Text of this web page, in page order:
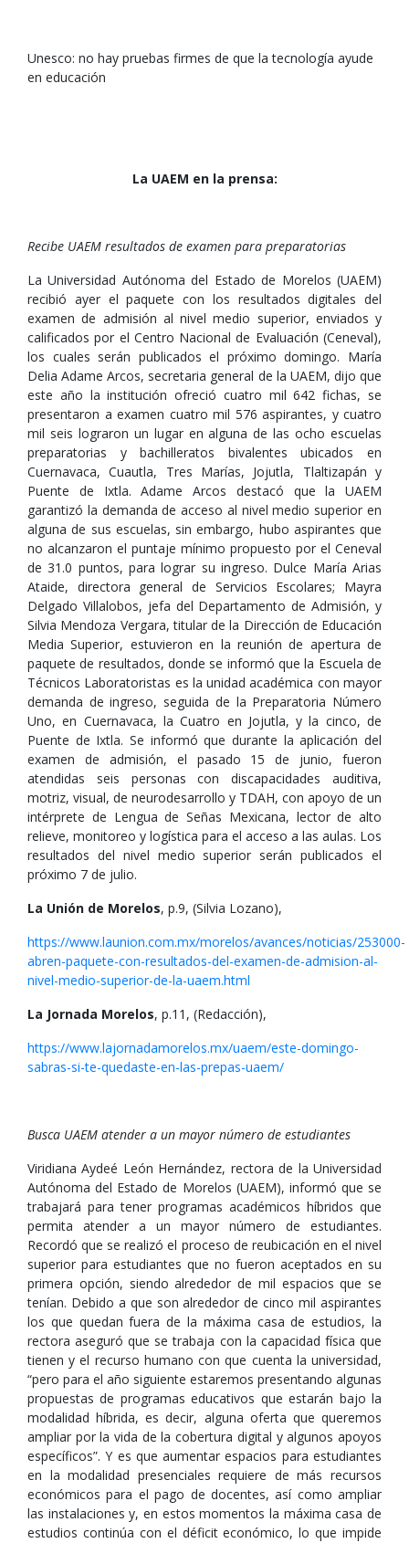
Unesco: no hay pruebas firmes de que la tecnología ayude
en educación
La UAEM en la prensa:
Recibe UAEM resultados de examen para preparatorias
La Universidad Autónoma del Estado de Morelos (UAEM)
recibió ayer el paquete con los resultados digitales del
examen de admisión al nivel medio superior, enviados y
calificados por el Centro Nacional de Evaluación (Ceneval),
los cuales serán publicados el próximo domingo. María
Delia Adame Arcos, secretaria general de la UAEM, dijo que
este año la institución ofreció cuatro mil 642 fichas, se
presentaron a examen cuatro mil 576 aspirantes, y cuatro
mil seis lograron un lugar en alguna de las ocho escuelas
preparatorias y bachilleratos bivalentes ubicados en
Cuernavaca, Cuautla, Tres Marías, Jojutla, Tlaltizapán y
Puente de Ixtla. Adame Arcos destacó que la UAEM
garantizó la demanda de acceso al nivel medio superior en
alguna de sus escuelas, sin embargo, hubo aspirantes que
no alcanzaron el puntaje mínimo propuesto por el Ceneval
de 31.0 puntos, para lograr su ingreso. Dulce María Arias
Ataide, directora general de Servicios Escolares; Mayra
Delgado Villalobos, jefa del Departamento de Admisión, y
Silvia Mendoza Vergara, titular de la Dirección de Educación
Media Superior, estuvieron en la reunión de apertura de
paquete de resultados, donde se informó que la Escuela de
Técnicos Laboratoristas es la unidad académica con mayor
demanda de ingreso, seguida de la Preparatoria Número
Uno, en Cuernavaca, la Cuatro en Jojutla, y la cinco, de
Puente de Ixtla. Se informó que durante la aplicación del
examen de admisión, el pasado 15 de junio, fueron
atendidas seis personas con discapacidades auditiva,
motriz, visual, de neurodesarrollo y TDAH, con apoyo de un
intérprete de Lengua de Señas Mexicana, lector de alto
relieve, monitoreo y logística para el acceso a las aulas. Los
resultados del nivel medio superior serán publicados el
próximo 7 de julio.
La Unión de Morelos, p.9, (Silvia Lozano),
https://www.launion.com.mx/morelos/avances/noticias/253000-
abren-paquete-con-resultados-del-examen-de-admision-al-
nivel-medio-superior-de-la-uaem.html
La Jornada Morelos, p.11, (Redacción),
https://www.lajornadamorelos.mx/uaem/este-domingo-
sabras-si-te-quedaste-en-las-prepas-uaem/
Busca UAEM atender a un mayor número de estudiantes
Viridiana Aydeé León Hernández, rectora de la Universidad
Autónoma del Estado de Morelos (UAEM), informó que se
trabajará para tener programas académicos híbridos que
permita atender a un mayor número de estudiantes.
Recordó que se realizó el proceso de reubicación en el nivel
superior para estudiantes que no fueron aceptados en su
primera opción, siendo alrededor de mil espacios que se
tenían. Debido a que son alrededor de cinco mil aspirantes
los que quedan fuera de la máxima casa de estudios, la
rectora aseguró que se trabaja con la capacidad física que
tienen y el recurso humano con que cuenta la universidad,
“pero para el año siguiente estaremos presentando algunas
propuestas de programas educativos que estarán bajo la
modalidad híbrida, es decir, alguna oferta que queremos
ampliar por la vida de la cobertura digital y algunos apoyos
específicos”. Y es que aumentar espacios para estudiantes
en la modalidad presenciales requiere de más recursos
económicos para el pago de docentes, así como ampliar
las instalaciones y, en estos momentos la máxima casa de
estudios continúa con el déficit económico, lo que impide